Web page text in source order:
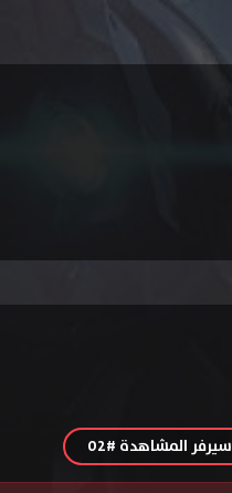
سيرفر المشاهدة #02